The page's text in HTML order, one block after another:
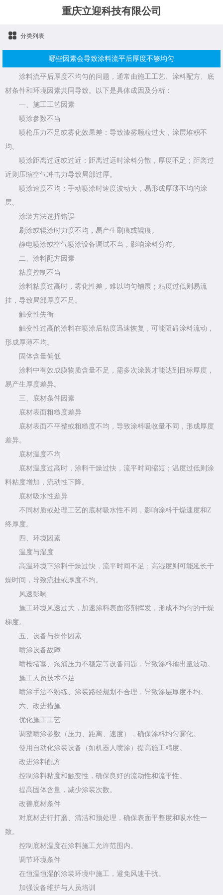
重庆立迎科技有限公司
分类列表
哪些因素会导致涂料流平后厚度不够均匀
涂料流平后厚度不均匀的问题，通常由施工工艺、涂料配方、底
材条件和环境因素共同导致。以下是具体成因及分析：
一、施工工艺因素
喷涂参数不当
喷枪压力不足或雾化效果差：导致漆雾颗粒过大，涂层堆积不
均。
喷涂距离过远或过近：距离过远时涂料分散，厚度不足；距离过
近则压缩空气冲击力导致局部过厚。
喷涂速度不均：手动喷涂时速度波动大，易形成厚薄不均的涂
层。
涂装方法选择错误
刷涂或辊涂时力度不均，易产生刷痕或辊痕。
静电喷涂或空气喷涂设备调试不当，影响涂料分布。
二、涂料配方因素
粘度控制不当
涂料粘度过高时，雾化性差，难以均匀铺展；粘度过低则易流
挂，导致局部厚度不足。
触变性失衡
触变性过高的涂料在喷涂后粘度迅速恢复，可能阻碍涂料流动，
形成厚薄不均。
固体含量偏低
涂料中有效成膜物质含量不足，需多次涂装才能达到目标厚度，
易产生厚度差异。
三、底材条件因素
底材表面粗糙度差异
底材表面不平整或粗糙度不均，导致涂料吸收量不同，形成厚度
差异。
底材温度不均
底材温度过高时，涂料干燥过快，流平时间缩短；温度过低则涂
料粘度增加，流动性下降。
底材吸水性差异
不同材质或处理工艺的底材吸水性不同，影响涂料干燥速度和Z
终厚度。
四、环境因素
温度与湿度
高温环境下涂料干燥过快，流平时间不足；高湿度则可能延长干
燥时间，导致流挂或厚度不均。
风速影响
施工环境风速过大，加速涂料表面溶剂挥发，形成不均匀的干燥
梯度。
五、设备与操作因素
喷涂设备故障
喷枪堵塞、泵浦压力不稳定等设备问题，导致涂料输出量波动。
施工人员技术不足
喷涂手法不熟练、涂装路径规划不合理，导致涂层厚度不均。
六、改进措施
优化施工工艺
调整喷涂参数（压力、距离、速度），确保涂料均匀雾化。
使用自动化涂装设备（如机器人喷涂）提高施工精度。
改进涂料配方
控制涂料粘度和触变性，确保良好的流动性和流平性。
提高固体含量，减少涂装次数。
改善底材条件
对底材进行打磨、清洁和预处理，确保表面平整度和吸水性一
致。
控制底材温度在涂料施工允许范围内。
调节环境条件
在恒温恒湿的涂装环境中施工，避免风速干扰。
加强设备维护与人员培训